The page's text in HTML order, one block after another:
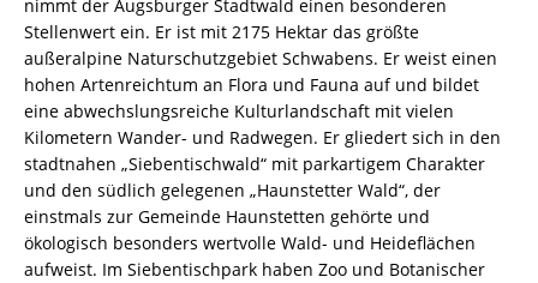
nimmt der Augsburger Stadtwald einen besonderen
Stellenwert ein. Er ist mit 2175 Hektar das größte
außeralpine Naturschutzgebiet Schwabens. Er weist einen
hohen Artenreichtum an Flora und Fauna auf und bildet
eine abwechslungsreiche Kulturlandschaft mit vielen
Kilometern Wander- und Radwegen. Er gliedert sich in den
stadtnahen „Siebentischwald“ mit parkartigem Charakter
und den südlich gelegenen „Haunstetter Wald“, der
einstmals zur Gemeinde Haunstetten gehörte und
ökologisch besonders wertvolle Wald- und Heideflächen
aufweist. Im Siebentischpark haben Zoo und Botanischer